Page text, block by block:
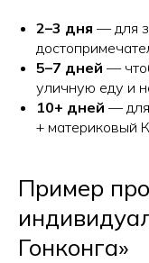
2–3 дня — для
5–7 дней —
уличную еду и
10+ дней — для
+ материковый
Пример
Гонконга»